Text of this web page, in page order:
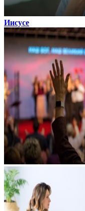
Иисусе